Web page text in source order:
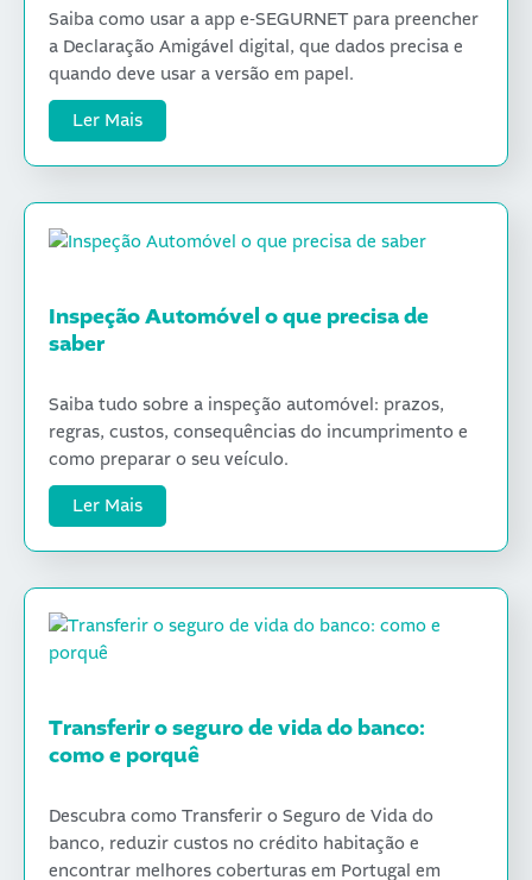
Saiba como usar a app e-SEGURNET para preencher
a Declaração Amigável digital, que dados precisa e
quando deve usar a versão em papel.
Ler Mais
Inspeção Automóvel o que precisa de
saber
Saiba tudo sobre a inspeção automóvel: prazos,
regras, custos, consequências do incumprimento e
como preparar o seu veículo.
Ler Mais
Transferir o seguro de vida do banco:
como e porquê
Descubra como Transferir o Seguro de Vida do
banco, reduzir custos no crédito habitação e
encontrar melhores coberturas em Portugal em